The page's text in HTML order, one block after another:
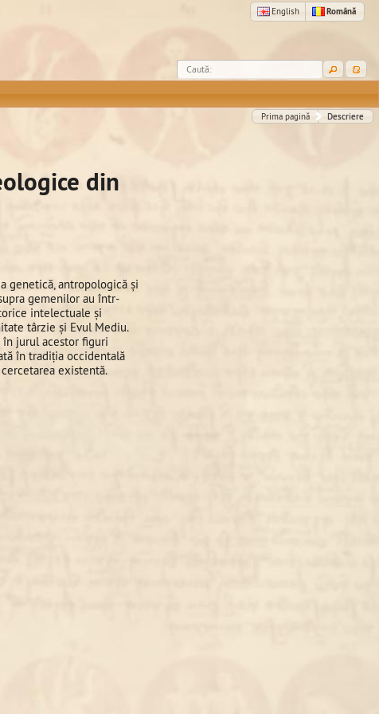
English Română
Caută:
Prima pagină Descriere
din
genetică, antropologică și
gemenilor au într-
intelectuale și
târzie și Evul Mediu.
jurul acestor figuri
în tradiția occidentală
existentă.